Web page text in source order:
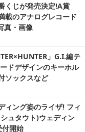
くじが発売決定!A賞
載のアナログレコード
真・画像
」G.I.編テ
ドデザインのキーホル
ソックスなど
ィング姿のライザ! フィ
ュタウト)ウェディン
開始